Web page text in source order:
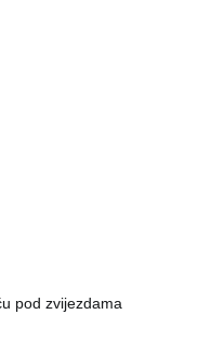
pod zvijezdama